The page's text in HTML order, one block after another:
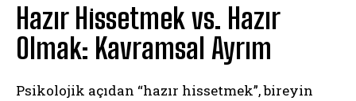
Hazır Hissetmek vs. Hazır
Olmak: Kavramsal Ayrım
Psikolojik açıdan “hazır hissetmek”, bireyin